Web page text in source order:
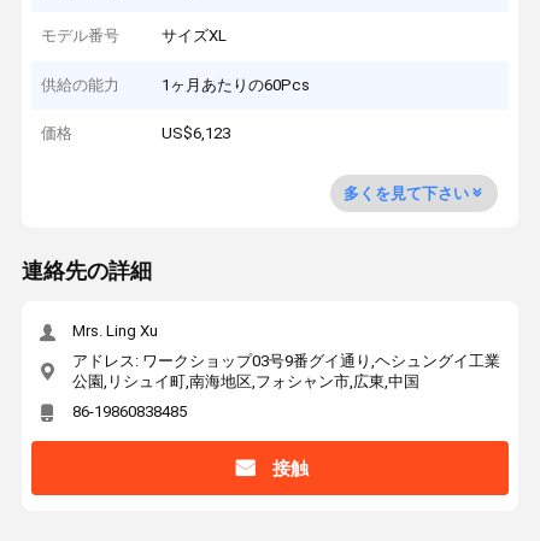
モデル番号 サイズXL
供給の能力 1ヶ月あたりの60Pcs
価格 US$6,123
多くを見て下さい
連絡先の詳細
Mrs. Ling Xu
アドレス: ワークショップ03号9番グイ通り,ヘシュングイ工業
公園,リシュイ町,南海地区,フォシャン市,広東,中国
86-19860838485
接触